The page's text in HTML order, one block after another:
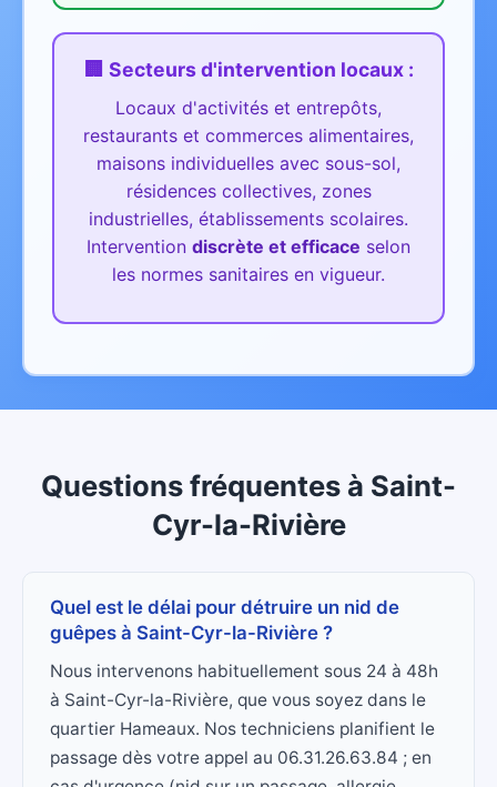
🏢 Secteurs d'intervention locaux :
Locaux d'activités et entrepôts,
restaurants et commerces alimentaires,
maisons individuelles avec sous-sol,
résidences collectives, zones
industrielles, établissements scolaires.
Intervention discrète et efficace selon
les normes sanitaires en vigueur.
Questions fréquentes à Saint-
Cyr-la-Rivière
Quel est le délai pour détruire un nid de
guêpes à Saint-Cyr-la-Rivière ?
Nous intervenons habituellement sous 24 à 48h
à Saint-Cyr-la-Rivière, que vous soyez dans le
quartier Hameaux. Nos techniciens planifient le
passage dès votre appel au 06.31.26.63.84 ; en